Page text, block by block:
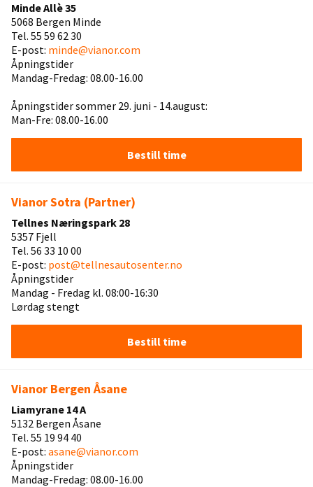
Minde Allè 35
5068 Bergen Minde
Tel. 55 59 62 30
E-post: minde@vianor.com
Åpningstider
Mandag-Fredag: 08.00-16.00
Åpningstider sommer 29. juni - 14.august:
Man-Fre: 08.00-16.00
Bestill time
Vianor Sotra (Partner)
Tellnes Næringspark 28
5357 Fjell
Tel. 56 33 10 00
E-post: post@tellnesautosenter.no
Åpningstider
Mandag - Fredag kl. 08:00-16:30
Lørdag stengt
Bestill time
Vianor Bergen Åsane
Liamyrane 14 A
5132 Bergen Åsane
Tel. 55 19 94 40
E-post: asane@vianor.com
Åpningstider
Mandag-Fredag: 08.00-16.00